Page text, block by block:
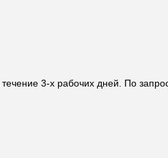
3-х рабочих дней. По